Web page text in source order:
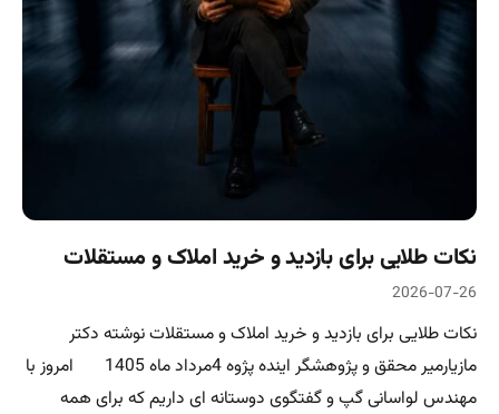
نکات طلایی برای بازدید و خرید املاک و مستقلات
2026-07-26
نکات طلایی برای بازدید و خرید املاک و مستقلات نوشته دکتر
مازیارمیر محقق و پژوهشگر اینده پژوه 4مرداد ماه 1405 امروز با
مهندس لواسانی گپ و گفتگوی دوستانه ای داریم که برای همه